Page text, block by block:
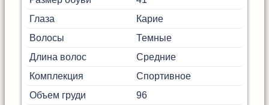
Глаза
Карие
Волосы
Темные
Длина волос
Средние
Комплекция
Спортивное
Объем груди
96